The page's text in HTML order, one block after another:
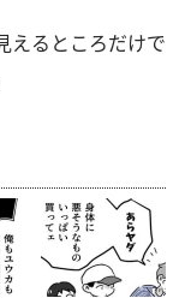
えるところだけで